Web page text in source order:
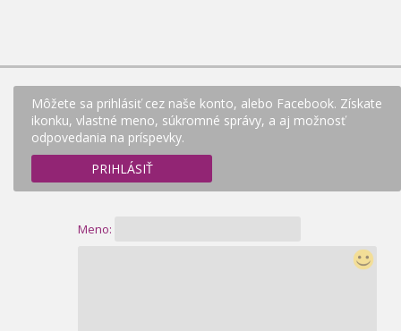
Môžete sa prihlásiť cez naše konto, alebo Facebook. Získate
ikonku, vlastné meno, súkromné správy, a aj možnosť
odpovedania na príspevky.
PRIHLÁSIŤ
Meno: